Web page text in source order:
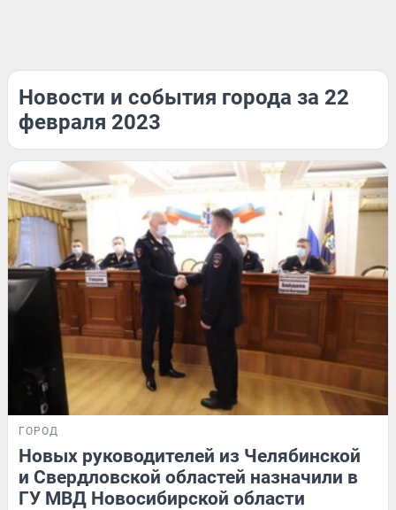
Новости и события города за 22
февраля 2023
ГОРОД
Новых руководителей из Челябинской
и Свердловской областей назначили в
ГУ МВД Новосибирской области